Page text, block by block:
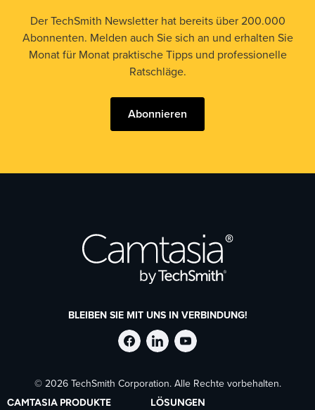
Der TechSmith Newsletter hat bereits über 200.000
Abonnenten. Melden auch Sie sich an und erhalten Sie
Monat für Monat praktische Tipps und professionelle
Ratschläge.
Abonnieren
BLEIBEN SIE MIT UNS IN VERBINDUNG!
TechSmith
auf
TechSmith
auf
TechSmith
auf
© 2026 TechSmith Corporation. Alle Rechte vorbehalten.
CAMTASIA PRODUKTE LÖSUNGEN